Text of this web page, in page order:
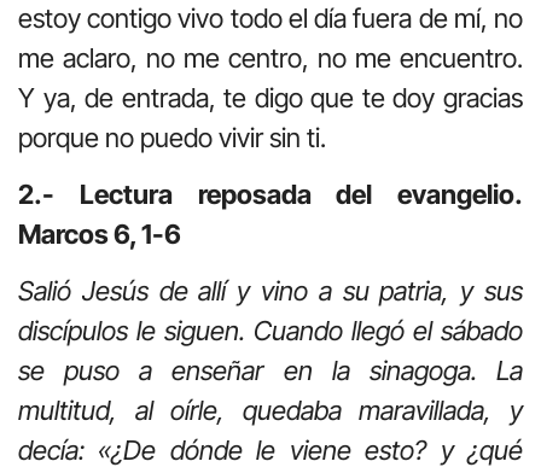
estoy contigo vivo todo el día fuera de mí, no
me aclaro, no me centro, no me encuentro.
Y ya, de entrada, te digo que te doy gracias
porque no puedo vivir sin ti.
2.- Lectura reposada del evangelio.
Marcos 6, 1-6
Salió Jesús de allí y vino a su patria, y sus
discípulos le siguen. Cuando llegó el sábado
se puso a enseñar en la sinagoga. La
multitud, al oírle, quedaba maravillada, y
decía: «¿De dónde le viene esto? y ¿qué